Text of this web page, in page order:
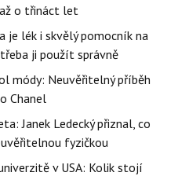
o třináct let
je lék i skvělý pomocník na
ji použít správně
módy: Neuvěřitelný příběh
Chanel
Janek Ledecký přiznal, co
fyzičkou
v USA: Kolik stojí